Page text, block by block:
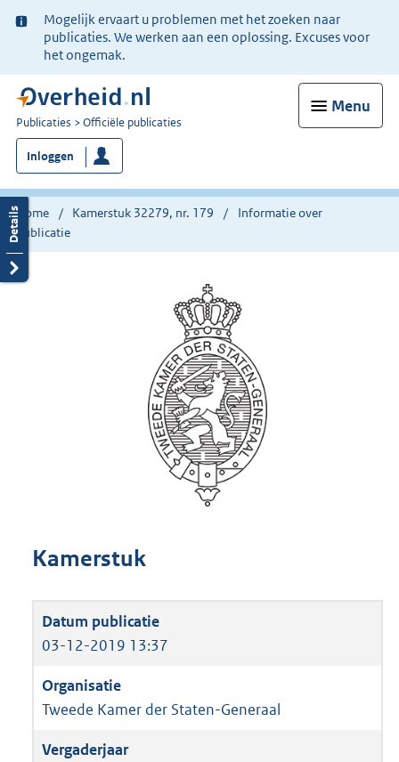
Ter
informatie:
Mogelijk ervaart u problemen met het zoeken naar
publicaties. We werken aan een oplossing. Excuses voor
het ongemak.
Menu
U
bent
nu
hier:
Publicaties Officiële publicaties
Inloggen
Home Kamerstuk 32279, nr. 179
Informatie over
publicatie
Kamerstuk
03-12-2019 13:37
Tweede Kamer der Staten-Generaal